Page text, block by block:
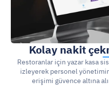
Kolay nakit
Restoranlar için yazar kasa
izleyerek personel
erişimi güvence altına